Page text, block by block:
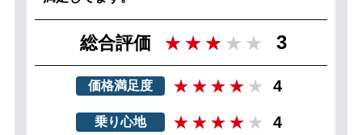
総合評価 3
価格満足度 4
乗り心地 4